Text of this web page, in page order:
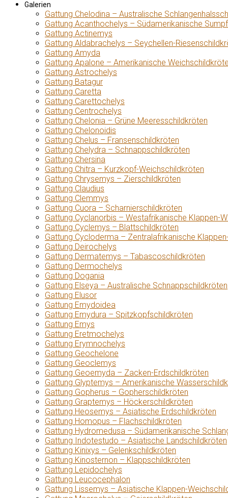
Galerien
Gattung Chelodina – Australische
Gattung Acanthochelys – Südamerikanische
Gattung Actinemys
Gattung Aldabrachelys – Seychellen-
Gattung Amyda
Gattung Apalone – Amerikanische
Gattung Astrochelys
Gattung Batagur
Gattung Caretta
Gattung Carettochelys
Gattung Centrochelys
Gattung Chelonia – Grüne Meeresschildkröten
Gattung Chelonoidis
Gattung Chelus – Fransenschildkröten
Gattung Chelydra – Schnappschildkröten
Gattung Chersina
Gattung Chitra – Kurzkopf-Weichschildkröten
Gattung Chrysemys – Zierschildkröten
Gattung Claudius
Gattung Clemmys
Gattung Cuora – Scharnierschildkröten
Gattung Cyclanorbis – Westafrikanische Klappen-
Gattung Cyclemys – Blattschildkröten
Gattung Cycloderma – Zentralafrikanische
Gattung Deirochelys
Gattung Dermatemys – Tabascoschildkröten
Gattung Dermochelys
Gattung Dogania
Gattung Elseya – Australische Schnappschildkröten
Gattung Elusor
Gattung Emydoidea
Gattung Emydura – Spitzkopfschildkröten
Gattung Emys
Gattung Eretmochelys
Gattung Erymnochelys
Gattung Geochelone
Gattung Geoclemys
Gattung Geoemyda – Zacken-Erdschildkröten
Gattung Glyptemys – Amerikanische
Gattung Gopherus – Gopherschildkröten
Gattung Graptemys – Höckerschildkröten
Gattung Heosemys – Asiatische Erdschildkröten
Gattung Homopus – Flachschildkröten
Gattung Hydromedusa – Südamerikanische
Gattung Indotestudo – Asiatische Landschildkröten
Gattung Kinixys – Gelenkschildkröten
Gattung Kinosternon – Klappschildkröten
Gattung Lepidochelys
Gattung Leucocephalon
Gattung Lissemys – Asiatische Klappen-